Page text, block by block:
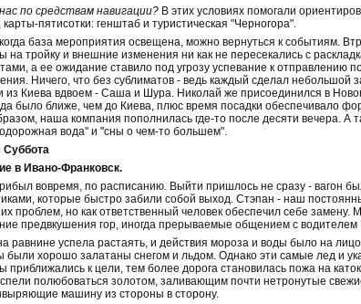
по средствам навигации?В этих условиях помогали
карты-пятисотки: генштаб и туристическая "Черногора".
база мероприятия освещена, можно вернуться к событиям.
на тройку и внешние изменения ни как не пересекались с
а ее ожидание ставило под угрозу успевание к отправлению
Ничего, что без сублиматов - ведь каждый сделал
из Киева вдвоем - Саша и Шура. Николай же присоединился в
было ближе, чем до Киева, плюс время посадки обеспечивало
наша компания пополнилась где-то после десяти вечера. А
вода" и "сны о чем-то большем".
Суббота
в Ивано-Франковск.
вовремя, по расписанию. Выйти пришлось не сразу - вагон
которые быстро забили собой выход. Стэпан - наш
проблем, но как ответственный человек обеспечил себе
предвкушения гор, иногда прерываемые общением с водителем
равнине успела растаять, и действия мороза и воды было на
были хорошо залатаны снегом и льдом. Однако эти самые лед и
приближались к цели, тем более дорога становилась пожа на
полюбоваться золотом, заливающим почти нетронутые
машину из стороны в сторону.